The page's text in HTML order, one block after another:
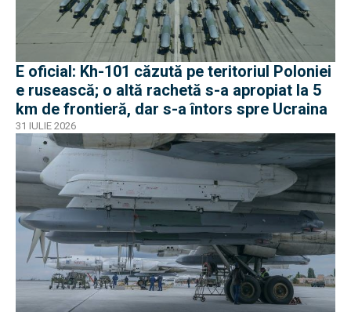
E oficial: Kh-101 căzută pe teritoriul Poloniei
e rusească; o altă rachetă s-a apropiat la 5
km de frontieră, dar s-a întors spre Ucraina
31 IULIE 2026